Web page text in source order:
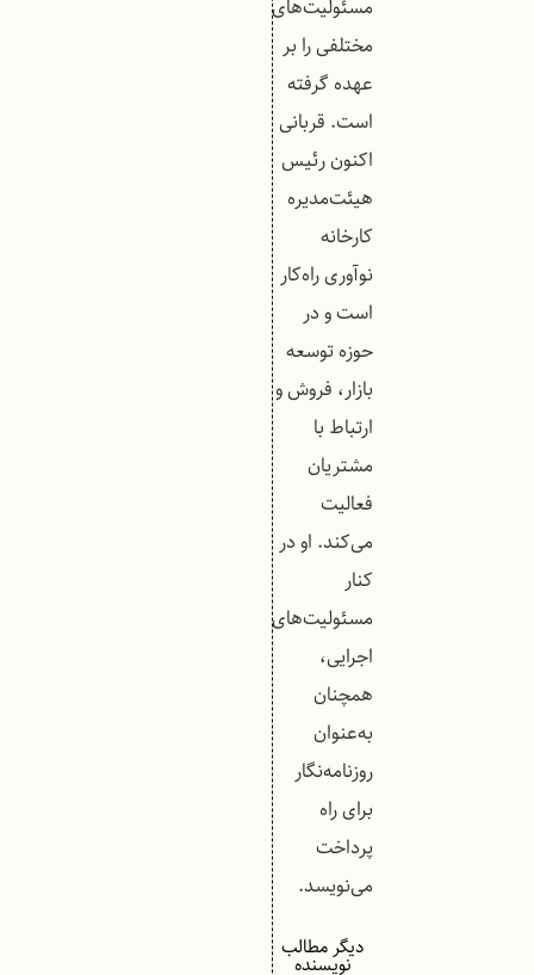
مسئولیت‌های
مختلفی را بر
عهده گرفته
است. قربانی
اکنون رئیس
هیئت‌مدیره
کارخانه
نوآوری راه‌کار
است و در
حوزه توسعه
بازار، فروش و
ارتباط با
مشتریان
فعالیت
می‌کند. او در
کنار
مسئولیت‌های
اجرایی،
همچنان
به‌عنوان
روزنامه‌نگار
برای راه
پرداخت
می‌نویسد.
دیگر مطالب
نویسنده